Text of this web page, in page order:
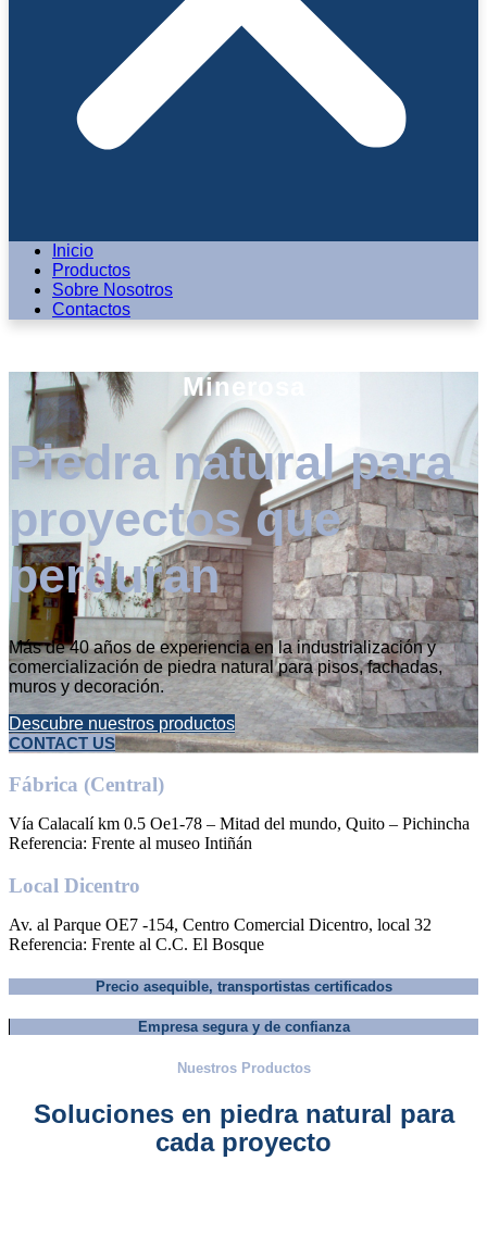
Inicio
Productos
Sobre Nosotros
Contactos
Minerosa
Piedra natural para
proyectos que
perduran
Más de 40 años de experiencia en la industrialización y
comercialización de piedra natural para pisos, fachadas,
muros y decoración.
Descubre nuestros productos
CONTACT US
Fábrica (Central)
Vía Calacalí km 0.5 Oe1-78 – Mitad del mundo, Quito – Pichincha
Referencia: Frente al museo Intiñán
Local Dicentro
Av. al Parque OE7 -154, Centro Comercial Dicentro, local 32
Referencia: Frente al C.C. El Bosque
Precio asequible, transportistas certificados
Empresa segura y de confianza
Nuestros Productos
Soluciones en piedra natural para
cada proyecto